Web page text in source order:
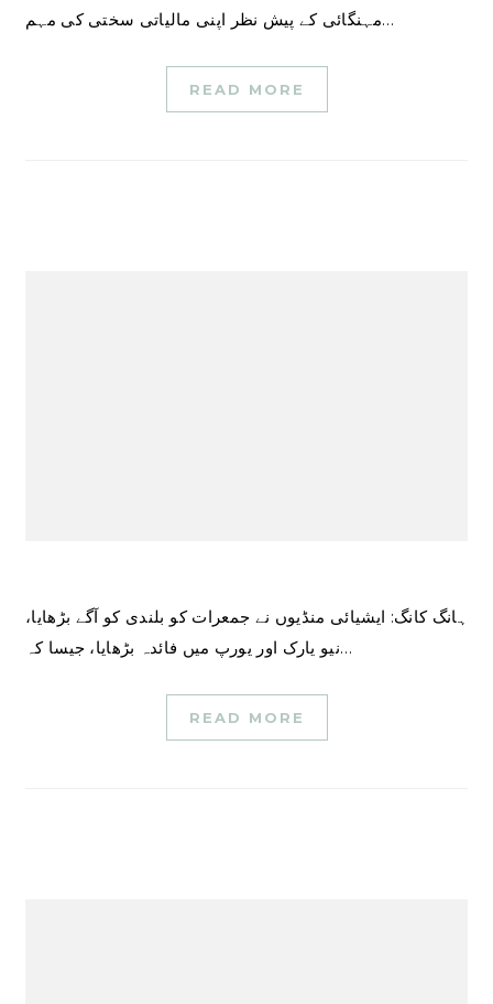
مہنگائی کے پیش نظر اپنی مالیاتی سختی کی مہم…
READ MORE
ہانگ کانگ: ایشیائی منڈیوں نے جمعرات کو بلندی کو آگے بڑھایا،
نیو یارک اور یورپ میں فائدہ بڑھایا، جیسا کہ…
READ MORE